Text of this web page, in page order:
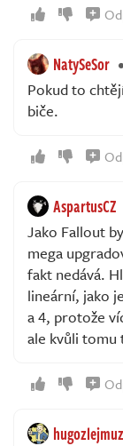
NatySeSor
Pokud to
biče.
AspartusCZ
Jako Fallout
mega
fakt nedává.
lineární, jako
a 4, protože
ale kvůli tomu
hugozlejmuz